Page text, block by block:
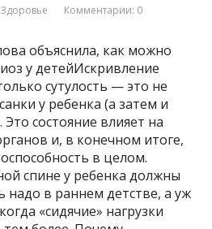
Здоровье Комментарии: 0
объяснила, как можно
у детейИскривление
сутулость — это не
у ребенка (а затем и
Это состояние влияет на
и, в конечном итоге,
в целом.
спине у ребенка должны
надо в раннем детстве, а уж
«сидячие» нагрузки